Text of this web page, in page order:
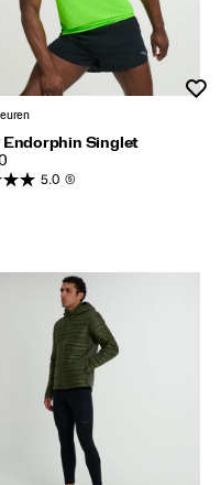
Endorphin Singlet
5.0 (5)